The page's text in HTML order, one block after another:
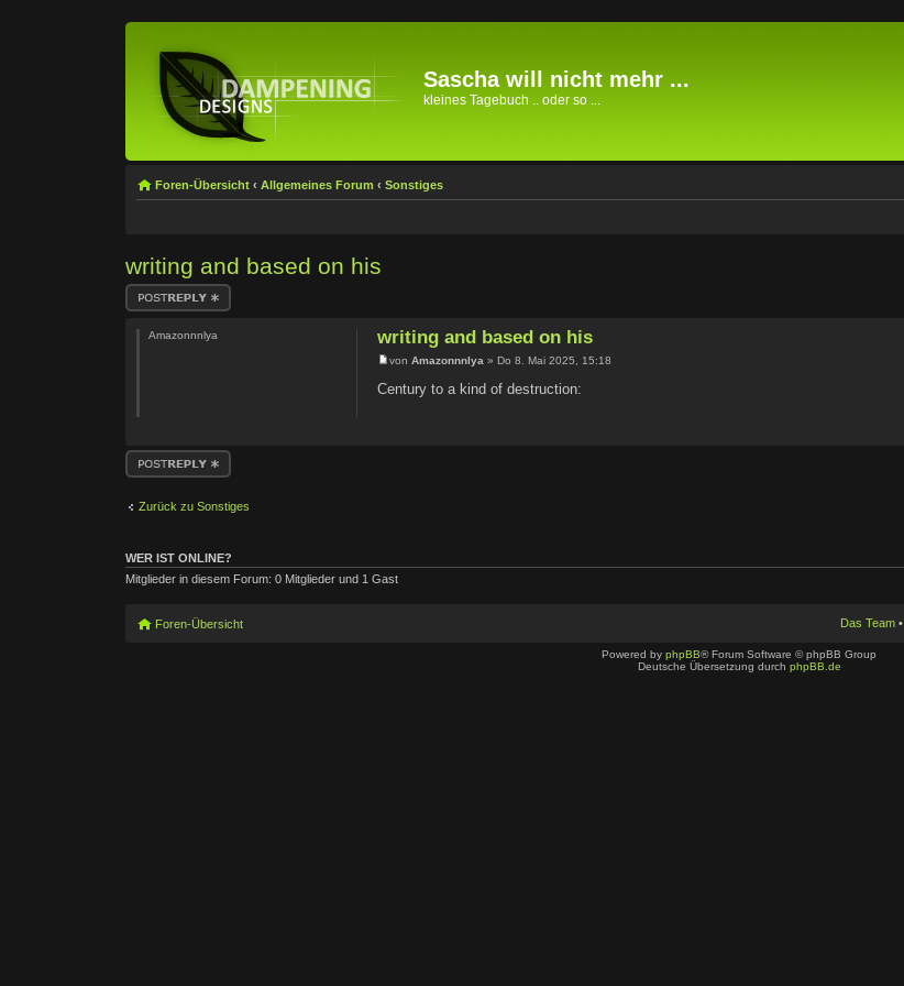
Sascha will nicht mehr ...
kleines Tagebuch .. oder so ...
Foren-Übersicht ‹ Allgemeines Forum ‹ Sonstiges
writing and based on his
Antwort erstellen
writing and based on his
vonAmazonnnlya » Do 8. Mai 2025, 15:18
Century to a kind of destruction:
Amazonnnlya
Antwort erstellen
Zurück zu Sonstiges
WER IST ONLINE?
Mitglieder in diesem Forum: 0 Mitglieder und 1 Gast
Foren-Übersicht Das Team•
Powered by phpBB® Forum Software © phpBB Group
Deutsche Übersetzung durch phpBB.de